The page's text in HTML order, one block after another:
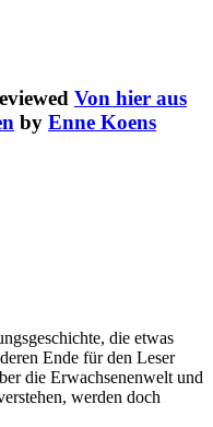
Von hier aus
by Enne Koens
die etwas
Ende für den Leser
die Erwachsenenwelt und
werden doch